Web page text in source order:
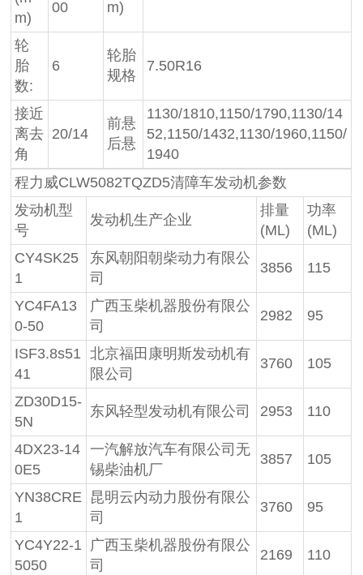
m)
00
m)
轮
胎
数:
6
轮胎
规格
7.50R16
接近
离去
角
20/14
前悬
后悬
1130/1810,1150/1790,1130/14
52,1150/1432,1130/1960,1150/
1940
程力威CLW5082TQZD5清障车发动机参数
发动机型
号
发动机生产企业
排量
(ML)
功率
(ML)
CY4SK25
1
东风朝阳朝柴动力有限公
司
3856 115
YC4FA13
0-50
广西玉柴机器股份有限公
司
2982 95
ISF3.8s51
41
北京福田康明斯发动机有
限公司
3760 105
ZD30D15-
5N
东风轻型发动机有限公司 2953 110
4DX23-14
0E5
一汽解放汽车有限公司无
锡柴油机厂
3857 105
YN38CRE
1
昆明云内动力股份有限公
司
3760 95
YC4Y22-1
5050
广西玉柴机器股份有限公
司
2169 110